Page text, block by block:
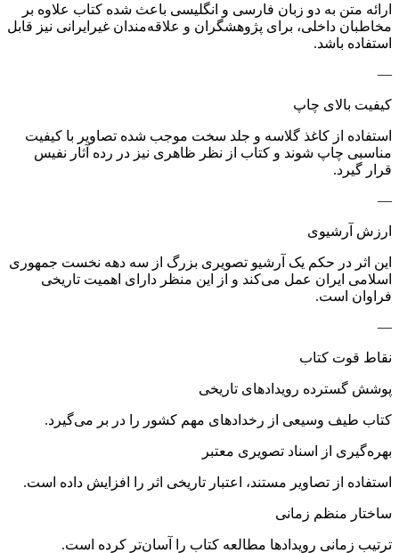
ارائه متن به دو زبان فارسی و انگلیسی باعث شده کتاب علاوه بر
مخاطبان داخلی، برای پژوهشگران و علاقه‌مندان غیرایرانی نیز قابل
استفاده باشد.
—
کیفیت بالای چاپ
استفاده از کاغذ گلاسه و جلد سخت موجب شده تصاویر با کیفیت
مناسبی چاپ شوند و کتاب از نظر ظاهری نیز در رده آثار نفیس
قرار گیرد.
—
ارزش آرشیوی
این اثر در حکم یک آرشیو تصویری بزرگ از سه دهه نخست جمهوری
اسلامی ایران عمل می‌کند و از این منظر دارای اهمیت تاریخی
فراوان است.
—
نقاط قوت کتاب
پوشش گسترده رویدادهای تاریخی
کتاب طیف وسیعی از رخدادهای مهم کشور را در بر می‌گیرد.
بهره‌گیری از اسناد تصویری معتبر
استفاده از تصاویر مستند، اعتبار تاریخی اثر را افزایش داده است.
ساختار منظم زمانی
ترتیب زمانی رویدادها مطالعه کتاب را آسان‌تر کرده است.